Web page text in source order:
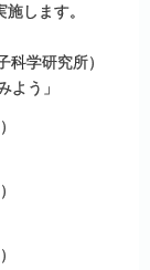
します。
科学研究所）
よう」